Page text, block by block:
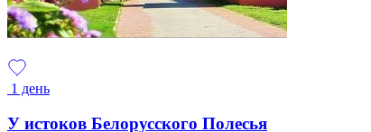
1 день
У истоков Белорусского Полесья